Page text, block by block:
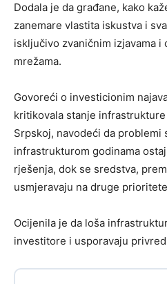
Dodala je da građane, kako
zanemare vlastita iskustva i
isključivo zvaničnim izjavama i
mrežama.
Govoreći o investicionim
kritikovala stanje
Srpskoj, navodeći da problemi
infrastrukturom godinama
rješenja, dok se sredstva,
usmjeravaju na druge
Ocijenila je da loša
investitore i usporavaju